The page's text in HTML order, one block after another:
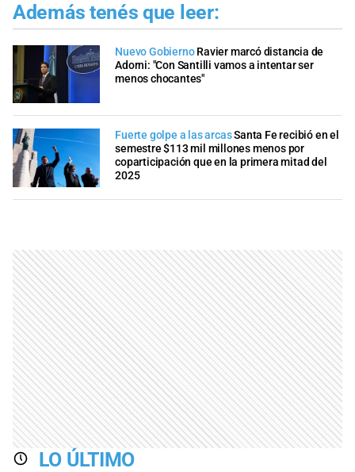
Además tenés que leer:
Nuevo Gobierno Ravier marcó distancia de
Adorni: "Con Santilli vamos a intentar ser
menos chocantes"
Fuerte golpe a las arcasSanta Fe recibió en el
semestre $113 mil millones menos por
coparticipación que en la primera mitad del
2025
LO ÚLTIMO